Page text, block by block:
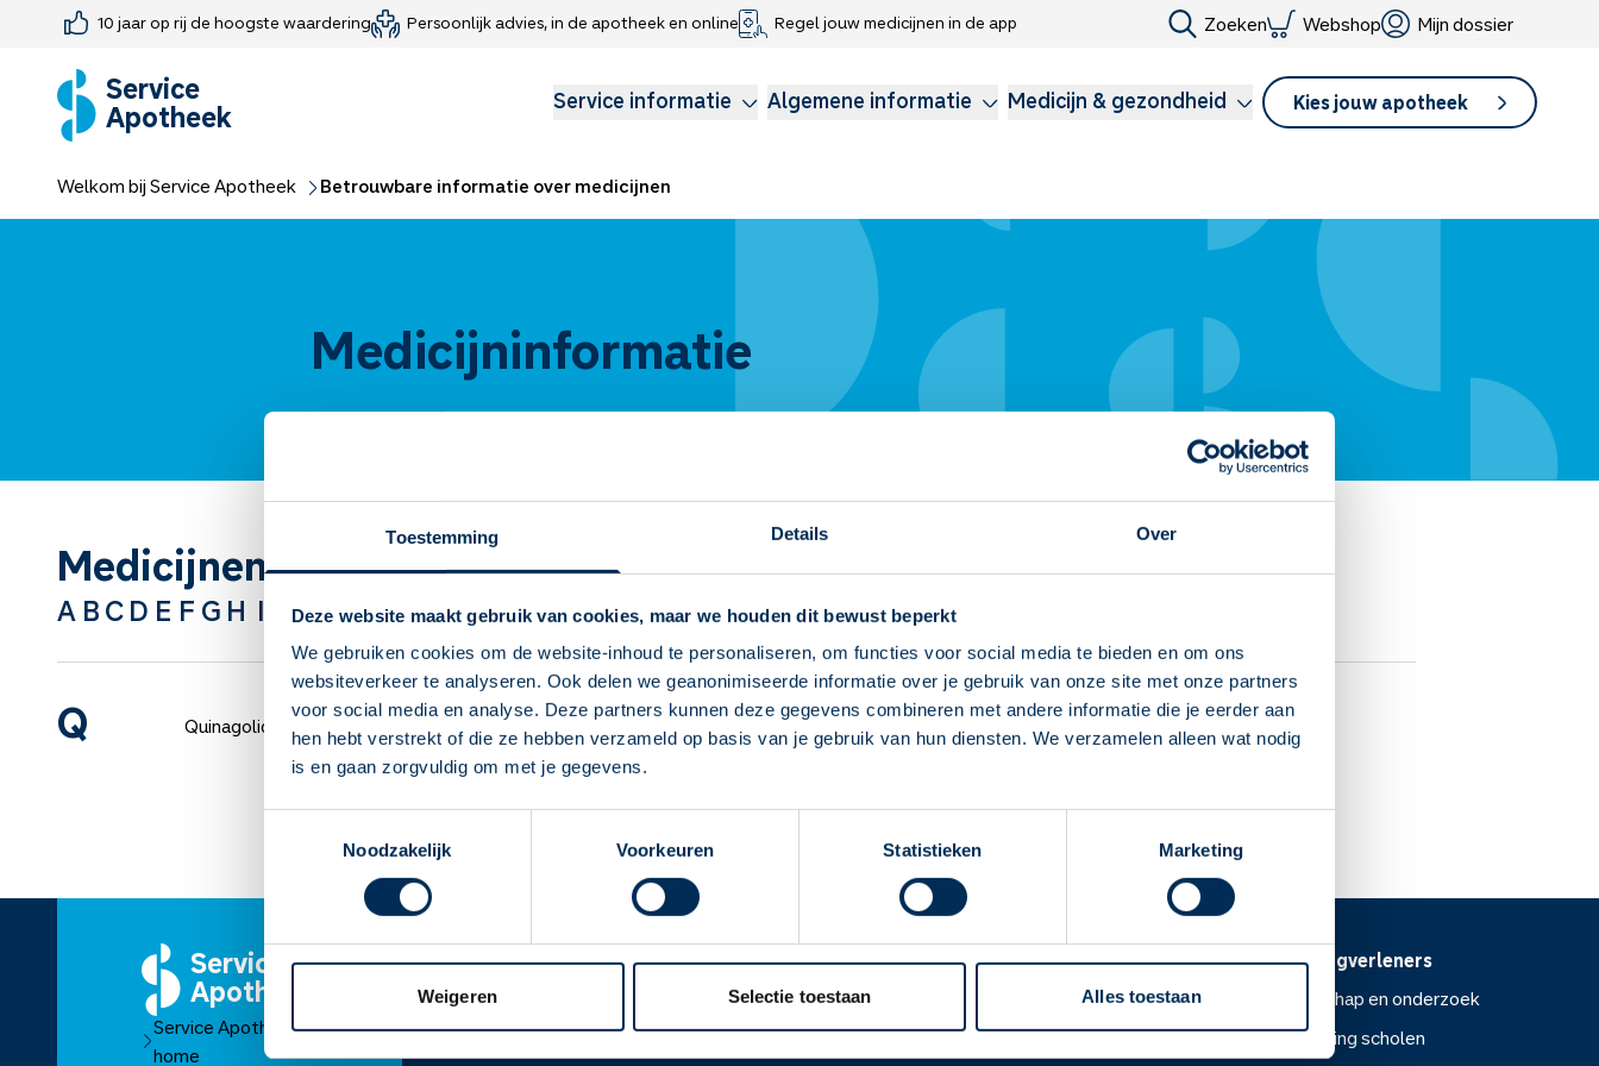
Toestemming Details Over
Deze website maakt gebruik van cookies, maar we houden dit bewust beperkt
We gebruiken cookies om de website-inhoud te personaliseren, om functies voor social media te bieden en om ons
websiteverkeer te analyseren. Ook delen we geanonimiseerde informatie over je gebruik van onze site met onze partners
voor social media en analyse. Deze partners kunnen deze gegevens combineren met andere informatie die je eerder aan
hen hebt verstrekt of die ze hebben verzameld op basis van je gebruik van hun diensten. We verzamelen alleen wat nodig
is en gaan zorgvuldig om met je gegevens.
Noodzakelijk
Voorkeuren Statistieken Marketing
Weigeren Selectie toestaan Alles toestaan
Deze Service Apotheek staat nu ingesteld als
jouw apotheek
Zo kan je makkelijk alle informatie vinden in het
10 jaar op rij de hoogste waardering Persoonlijk advies, in de apotheek en online Regel jouw medicijnen in de app Zoeken Webshop Mijn dossier
Service
Apotheek Service informatie Algemene informatie Medicijn & gezondheid Kies jouw apotheek
Farmaceutisch consult
Medicijn-APK
Webshop
Jouw medische gegevens delen
Klachtenregeling
Medicijnen voor kinderen
Longzorg
Welkom bij Service Apotheek Betrouwbare informatie over medicijnen
Medicijninformatie
Medicijnen van A tot Z
A BCD E F G H I KLMNOPQRSTU VWX YZ
Q Quinagolide Quinapril
Service
Apotheek
Service Apotheek
home
Over ons
Over Mosadex
Werken bij
Werken bij het hoofdkantoor
Vacatures
Voor zorgverleners
Wetenschap en onderzoek
Voorlichting scholen